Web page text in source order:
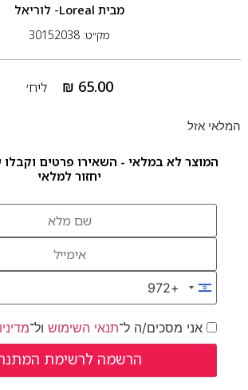
מבית Loreal- לוריאל
מק״ט: 30152038
₪ 65.00 ליח׳
המלאי אזל
המוצר לא במלאי - השאירו פרטים וקבלו
יחזור למלאי
Israel +972
+972
אני מסכים/ה ל־תנאי השימושול־